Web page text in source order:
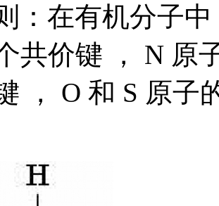
：在有机分子
共价键 ， N 原
， O 和 S 原子